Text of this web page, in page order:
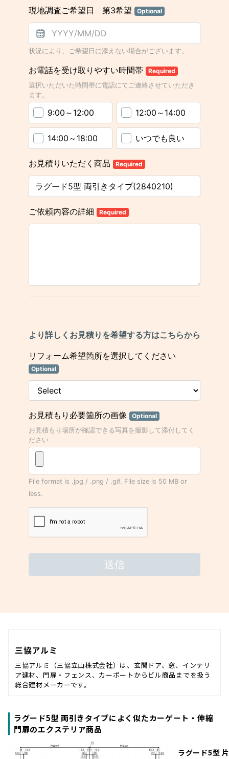
三協アルミ
三協アルミ（三協立山株式会社）は、玄関ドア、窓、インテリ
ア建材、門扉・フェンス、カーポートからビル商品までを扱う
総合建材メーカーです。
ラグード5型 両引きタイプによく似たカーゲート・伸縮
門扉のエクステリア商品
ラグード5型